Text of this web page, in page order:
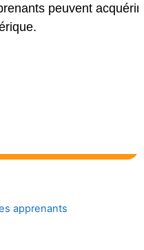
peuvent
apprenants